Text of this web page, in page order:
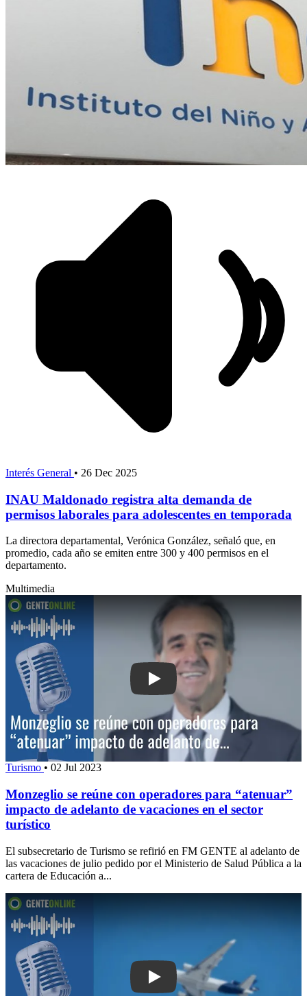
Interés General • 26 Dec 2025
INAU Maldonado registra alta demanda de
permisos laborales para adolescentes en temporada
La directora departamental, Verónica González, señaló que, en
promedio, cada año se emiten entre 300 y 400 permisos en el
departamento.
Multimedia
Play: Monzeglio se reúne con
Turismo • 02 Jul 2023
Monzeglio se reúne con operadores para “atenuar”
impacto de adelanto de vacaciones en el sector
turístico
El subsecretario de Turismo se refirió en FM GENTE al adelanto de
las vacaciones de julio pedido por el Ministerio de Salud Pública a la
cartera de Educación a...
Play: Controladores Aéreos de